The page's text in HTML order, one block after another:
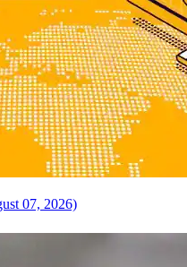
07, 2026)